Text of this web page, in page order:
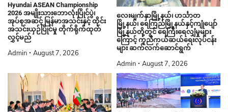
Hyundai ASEAN Championship
2026 အမျိုးသားဘောလုံးပြိုင်ပွဲ၊
အုပ်စုအဆင့် မြန်မာအသင်းနှင့် ထိုင်း
အသင်းယှဉ်ပြိုင်မှု တိုက်ရိုက်ထုတ်
လွှင့်မည်
Admin August 7, 2026
လေးမျက်နှာမြို့နယ်၊ ဟင်္သာတ
မြို့နယ်၊ ရေကြည်မြို့နယ်နှင့်ကျုံပျော်
မြို့နယ်တို့တွင် ရေကြီးရေလျှံမှုများ
ကြောင့် ကူညီကယ်ဆယ်ရေးလုပ်ငန်း
များ ဆက်လက်ဆောင်ရွက်
Admin August 7, 2026